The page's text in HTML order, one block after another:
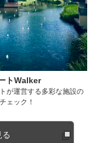
トWalker
が運営する多彩な施設の
ェック！